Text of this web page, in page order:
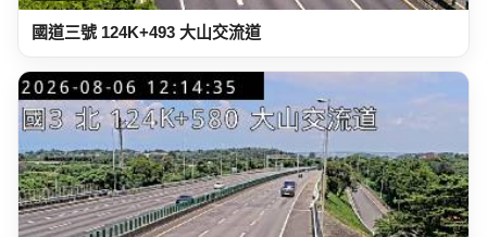
國道三號 124K+493 大山交流道